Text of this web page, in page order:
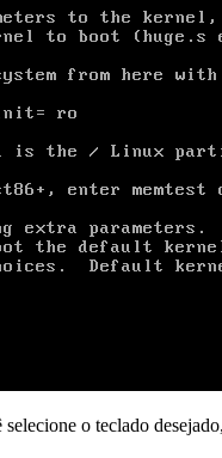
o teclado